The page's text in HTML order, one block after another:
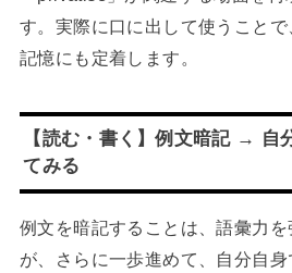
す。実際に口に出して使うこと
記憶にも定着します。
【読む・書く】例文暗記 → 自
てみる
例文を暗記することは、語彙力
が、さらに一歩進めて、自分自